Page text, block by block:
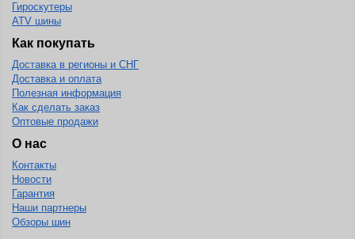
Гироскутеры
ATV шины
Как покупать
Доставка в регионы и СНГ
Доставка и оплата
Полезная информация
Как сделать заказ
Оптовые продажи
О нас
Контакты
Новости
Гарантия
Наши партнеры
Обзоры шин